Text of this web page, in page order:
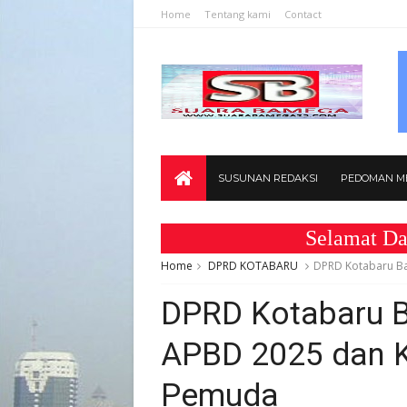
Home Tentang kami Contact
SUSUNAN REDAKSI PEDOMAN
Selamat Datang
Home DPRD KOTABARU DPRD Kotabaru
DPRD Kotabaru
APBD 2025 dan
Pemuda